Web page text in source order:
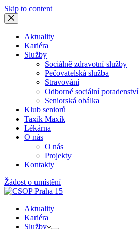
Skip to content
Aktuality
Kariéra
Služby
Sociálně zdravotní služby
Pečovatelská služba
Stravování
Odborné sociální poradenství
Seniorská obálka
Klub seniorů
Taxík Maxík
Lékárna
O nás
O nás
Projekty
Kontakty
Žádost o umístění
Aktuality
Kariéra
Služby